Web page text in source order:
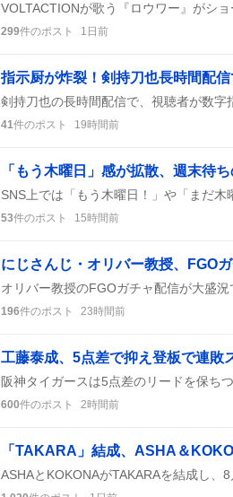
299件のポスト 1日前
指示厨が炸裂！剣持刀也長時間配
41件のポスト 19時間前
53件のポスト 15時間前
196件のポスト 23時間前
工藤泰成、5点差で抑え登板で連
600件のポスト 2時間前